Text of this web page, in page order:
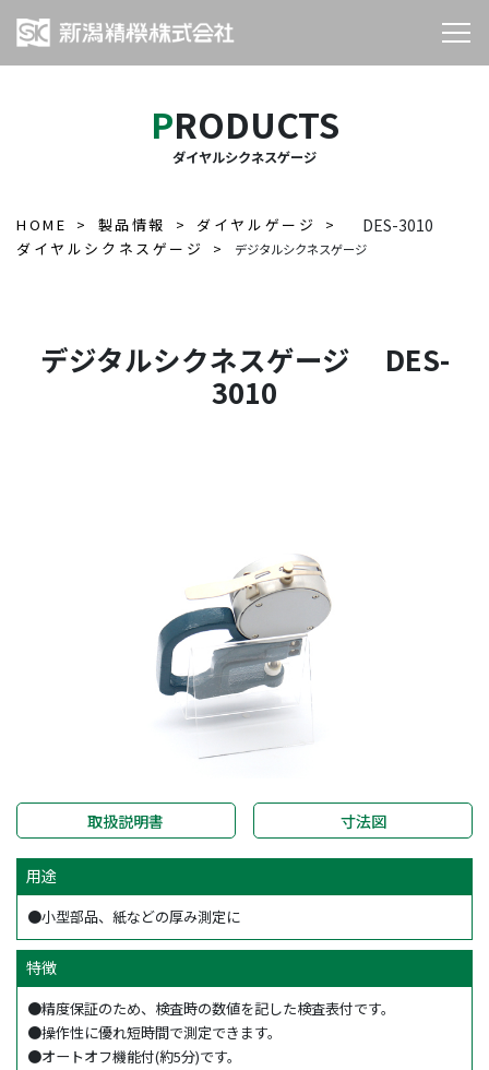
PRODUCTS
ダイヤルシクネスゲージ
HOME 製品情報
ダイヤルゲージ
ダイヤルシクネスゲージ
デジタルシクネスゲージ
DES-3010
デジタルシクネスゲージ DES-
3010
取扱説明書 寸法図
用途
●小型部品、紙などの厚み測定に
特徴
●精度保証のため、検査時の数値を記した検査表付です。
●操作性に優れ短時間で測定できます。
●オートオフ機能付(約5分)です。